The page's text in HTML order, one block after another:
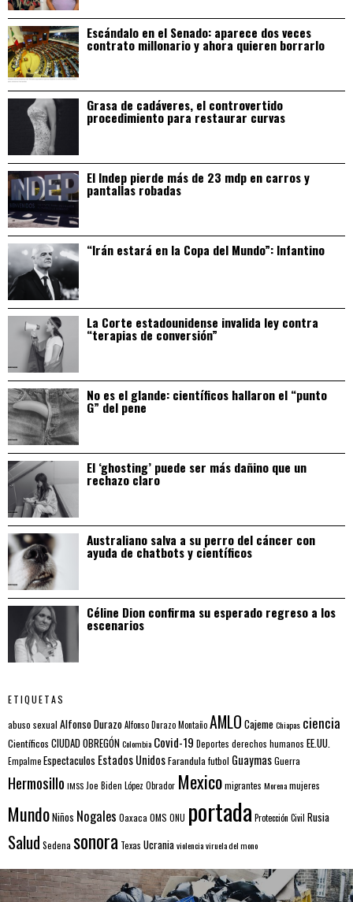
Escándalo en el Senado: aparece dos veces
contrato millonario y ahora quieren borrarlo
Grasa de cadáveres, el controvertido
procedimiento para restaurar curvas
El Indep pierde más de 23 mdp en carros y
pantallas robadas
“Irán estará en la Copa del Mundo”: Infantino
La Corte estadounidense invalida ley contra
“terapias de conversión”
No es el glande: científicos hallaron el “punto
G” del pene
El ‘ghosting’ puede ser más dañino que un
rechazo claro
Australiano salva a su perro del cáncer con
ayuda de chatbots y científicos
Céline Dion confirma su esperado regreso a los
escenarios
ETIQUETAS
abuso sexual Alfonso DurazoAlfonso Durazo MontañoAMLO CajemeChiapas ciencia
Científicos CIUDAD OBREGÓNColombia Covid-19 Deportes derechos humanos EE.UU.
EmpalmeEspectaculos Estados UnidosFarandulafutbol GuaymasGuerra
Hermosillo IMSSJoe Biden López Obrador Mexicomigrantes Morenamujeres
MundoNiños Nogales Oaxaca OMS ONU portada Protección Civil Rusia
Salud Sedena sonora Texas Ucraniaviolenciaviruela del mono